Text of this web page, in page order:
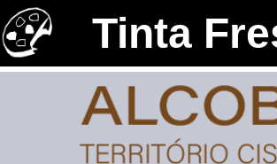
Tinta